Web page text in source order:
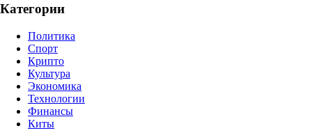
Категории
Политика
Спорт
Крипто
Культура
Экономика
Технологии
Финансы
Киты